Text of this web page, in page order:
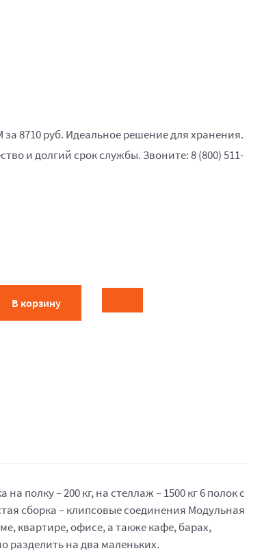
за 8710 руб. Идеальное решение для хранения.
и долгий срок службы. Звоните: 8 (800) 511-
В корзину
полку – 200 кг, на стеллаж – 1500 кг 6 полок с
сборка – клипсовые соединения Модульная
квартире, офисе, а также кафе, барах,
разделить на два маленьких.